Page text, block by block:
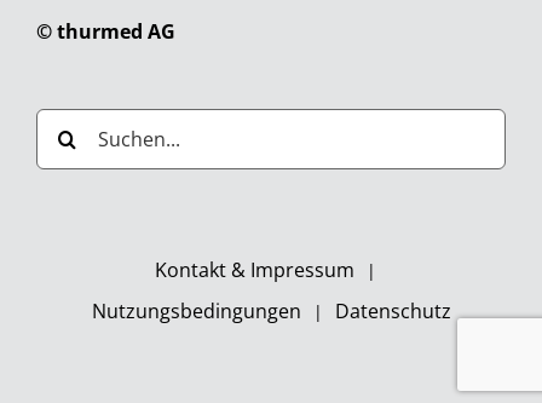
© thurmed AG
Suche
nach:
Kontakt & Impressum
Nutzungsbedingungen
Datenschutz